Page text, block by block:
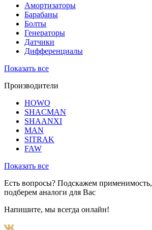
Амортизаторы
Барабаны
Болты
Генераторы
Датчики
Дифференциалы
Показать все
Производители
HOWO
SHACMAN
SHAANXI
MAN
SITRAK
FAW
Показать все
Есть вопросы? Подскажем применимость,
подберем аналоги для Вас
Напишите, мы всегда онлайн!